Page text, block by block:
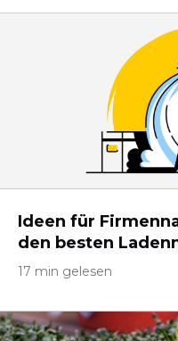
Ideen für
den besten
17 min gelesen